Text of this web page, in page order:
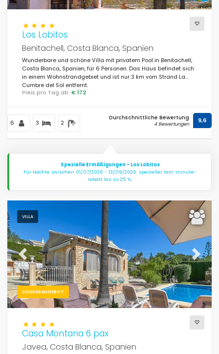
Los Lobitos
Benitachell, Costa Blanca, Spanien
Wunderbare und schöne Villa mit privatem Pool in Benitachell,
Costa Blanca, Spanien, für 6 Personen. Das Haus befindet sich
in einem Wohnstrandgebiet und ist nur 3 km vom Strand La
Cumbre del Sol entfernt.
Preis pro Tag ab: € 172
6 3 2
Durchschnittliche Bewertung
4 Bewertungen 9,6
Spezielle Ermäßigungen - Los Lobitos
Für Nächte zwischen 01/07/2026 - 13/09/2026: spezieller last-minute-
rabatt bis zu 25 %.
VILLA
SONDERANGEBOT
Previous Next
Casa Montana 6 pax
Javea, Costa Blanca, Spanien